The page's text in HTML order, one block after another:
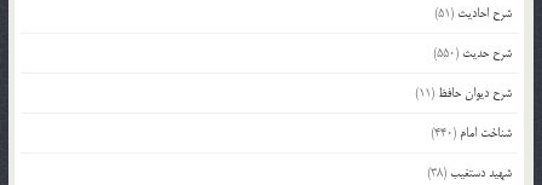
شرح احادیث (51)
شرح حدیث (550)
شرح دیوان حافظ (11)
شناخت امام (440)
شهید دستغیب(38)